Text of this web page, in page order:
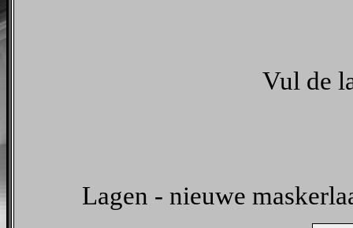
Vul de
Lagen - nieuwe